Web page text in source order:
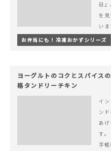
日
を
い
か
お弁当にも！冷凍おかずシリーズ
ヨーグルトのコクとスパイス
格タンドリーチキン
イ
ン
あ
す
手